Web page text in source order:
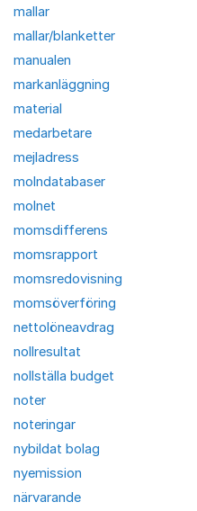
mallar
mallar/blanketter
manualen
markanläggning
material
medarbetare
mejladress
molndatabaser
molnet
momsdifferens
momsrapport
momsredovisning
momsöverföring
nettolöneavdrag
nollresultat
nollställa budget
noter
noteringar
nybildat bolag
nyemission
närvarande